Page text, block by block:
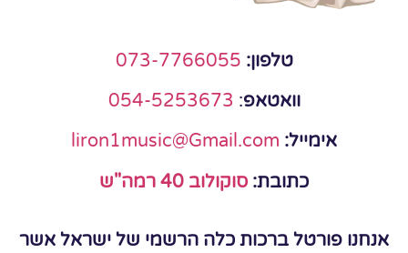
טלפון: 073-7766055
וואטאפ:
054-5253673
אימייל: liron1music@Gmail.com
כתובת: סוקולוב 40 רמה"ש
אנחנו פורטל ברכות כלה הרשמי של ישראל אשר